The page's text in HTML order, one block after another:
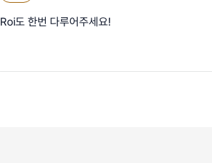
Roi도 한번 다루어주세요!